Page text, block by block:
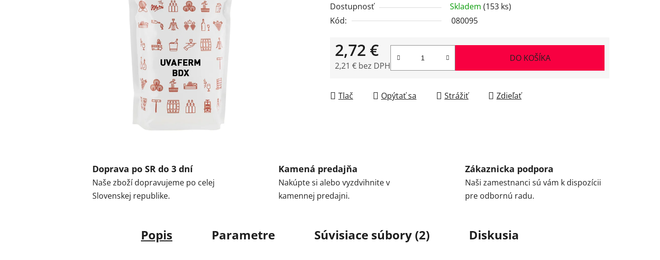
Dostupnosť Skladem (153 ks)
Kód:
080095
2,72 €
2,21 € bez DPH
DO KOŠÍKA
Tlač Opýtať sa Strážiť Zdieľať
Doprava po SR do 3 dní
Naše zboží dopravujeme po celej
Slovenskej republike.
Kamená predajňa
Nakúpte si alebo vyzdvihnite v
kamennej predajni.
Zákaznicka podpora
Naši zamestnanci sú vám k dispozícii
pre odbornú radu.
Popis Parametre Súvisiace súbory (2) Diskusia